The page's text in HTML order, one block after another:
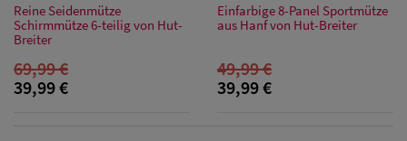
Sonnenschilder
& Visoren
Damen
Reine Seidenmütze
Schirmmütze 6-teilig von Hut-
Breiter
69,99 €
39,99 €
Einfarbige 8-Panel Sportmütze
aus Hanf von Hut-Breiter
49,99 €
39,99 €